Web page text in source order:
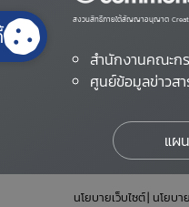
สงวนสิทธิ์ภายใต้สัญญาอนุญาต
สำนักงานคณะก
ศูนย์ข้อมูลข่าวส
แผ
นโยบายเว็บไซต์ นโยบ